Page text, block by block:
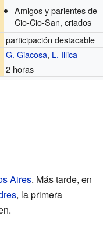
Amigos y parientes de
Cio-Cio-San, criados
participación destacable
G. Giacosa, L. Illica
2 horas
Aires. Más tarde, en
, la primera